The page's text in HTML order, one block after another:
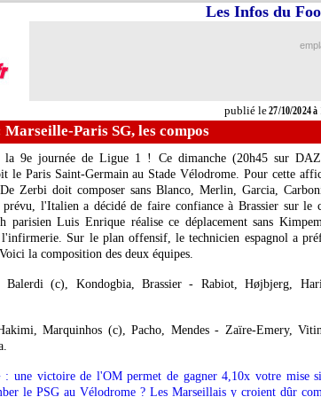
publié le27/10/2024 à
Les Infos du
Marseille-Paris SG, les compos
9e journée de Ligue 1 ! Ce dimanche (20h45 sur
le Paris Saint-Germain au Stade Vélodrome. Pour cette
Zerbi doit composer sans Blanco, Merlin, Garcia,
prévu, l'Italien a décidé de faire confiance à Brassier sur le
parisien Luis Enrique réalise ce déplacement sans
l'infirmerie. Sur le plan offensif, le technicien espagnol a
la composition des deux équipes.
(c), Kondogbia, Brassier - Rabiot, Højbjerg,
Marquinhos (c), Pacho, Mendes - Zaïre-Emery,
: une victoire de l'OM permet de gagner 4,10x votre mise
le PSG au Vélodrome ? Les Marseillais y croient dûr